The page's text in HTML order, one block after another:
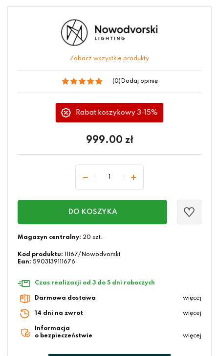
Zobacz wszystkie produkty
(0) Dodaj opinię
Rabat koszykowy 3-15%
999.00 zł
DO KOSZYKA
Magazyn centralny: 20 szt.
Kod produktu:
11167/Nowodvorski
Ean: 5903139111676
Czas realizacji od 3 do 5 dni roboczych
Darmowa dostawa więcej
14 dni na zwrot więcej
Informacja
o bezpieczeństwie
więcej